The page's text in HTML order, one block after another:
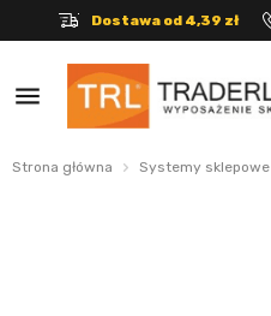
Dostawa od 4,39 zł
menu
Strona główna Systemy sklepowe